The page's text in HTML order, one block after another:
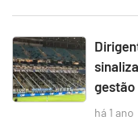
gestão
há 1 ano